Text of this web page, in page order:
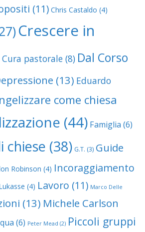
(11) Chris Castaldo (4)
Crescere in
Cura pastorale (8) Dal Corso
(13) Eduardo
come chiesa
(44) Famiglia (6)
chiese (38) G.T. (3) Guide
Robinson (4) Incoraggiamento
(4) Lavoro (11) Marco Delle
(13) Michele Carlson
(6) Peter Mead (2) Piccoli gruppi